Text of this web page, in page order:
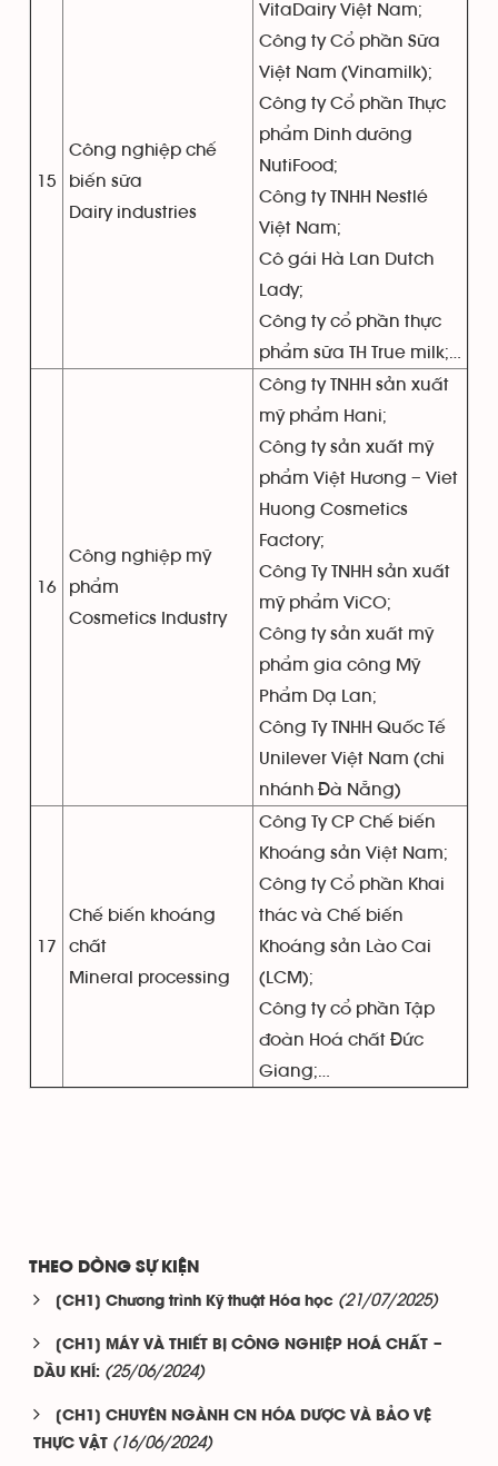
15
Công nghiệp chế
biến sữa
Dairy industries
VitaDairy Việt Nam;
Công ty Cổ phần Sữa
Việt Nam (Vinamilk);
Công ty Cổ phần Thực
phẩm Dinh dưỡng
NutiFood;
Công ty TNHH Nestlé
Việt Nam;
Cô gái Hà Lan Dutch
Lady;
Công ty cổ phần thực
phẩm sữa TH True milk;…
16
Công nghiệp mỹ
phẩm
Cosmetics Industry
Công ty TNHH sản xuất
mỹ phẩm Hani;
Công ty sản xuất mỹ
phẩm Việt Hương – Viet
Huong Cosmetics
Factory;
Công Ty TNHH sản xuất
mỹ phẩm ViCO;
Công ty sản xuất mỹ
phẩm gia công Mỹ
Phẩm Dạ Lan;
Công Ty TNHH Quốc Tế
Unilever Việt Nam (chi
nhánh Đà Nẵng)
17
Chế biến khoáng
chất
Mineral processing
Công Ty CP Chế biến
Khoáng sản Việt Nam;
Công ty Cổ phần Khai
thác và Chế biến
Khoáng sản Lào Cai
(LCM);
Công ty cổ phần Tập
đoàn Hoá chất Đức
Giang;…
THEO DÒNG SỰ KIỆN
[CH1] Chương trình Kỹ thuật Hóa học (21/07/2025)
[CH1] MÁY VÀ THIẾT BỊ CÔNG NGHIỆP HOÁ CHẤT –
DẦU KHÍ: (25/06/2024)
[CH1] CHUYÊN NGÀNH CN HÓA DƯỢC VÀ BẢO VỆ
THỰC VẬT (16/06/2024)